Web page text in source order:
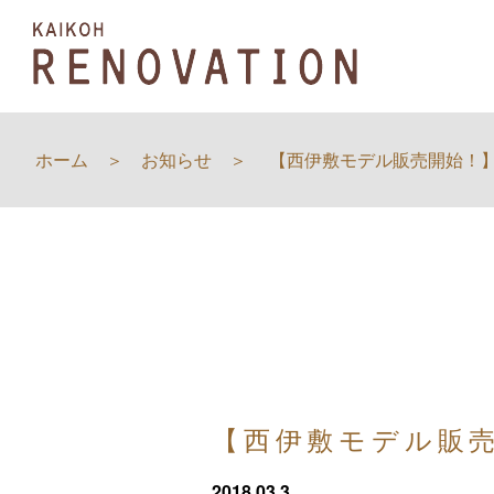
ホーム お知らせ 【西伊敷モデル販売開始！
【西伊敷モデル販